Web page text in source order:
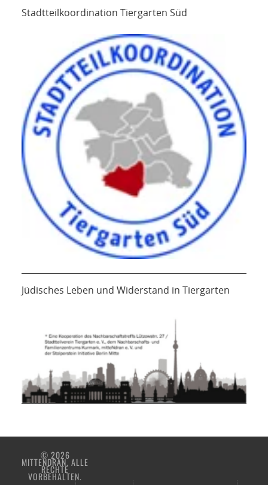
Stadtteilkoordination Tiergarten Süd
Jüdisches Leben und Widerstand in Tiergarten
© 2026
MITTENDRAN. ALLE
RECHTE
VORBEHALTEN.